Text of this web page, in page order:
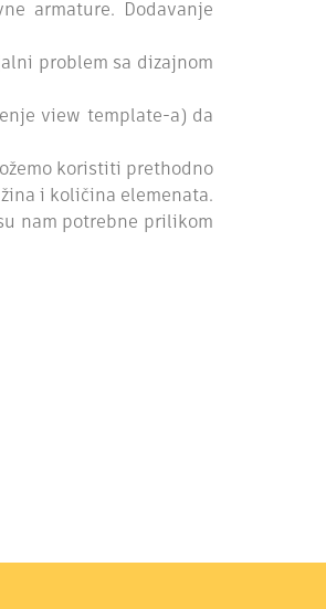
armature. Dodavanje
problem sa dizajnom
view template-a) da
koristiti prethodno
i količina elemenata.
nam potrebne prilikom